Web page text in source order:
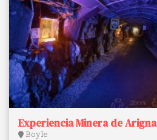
Experiencia Minera de Arigna
Boyle